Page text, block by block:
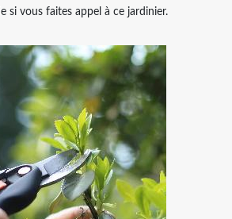
si vous faites appel à ce jardinier.